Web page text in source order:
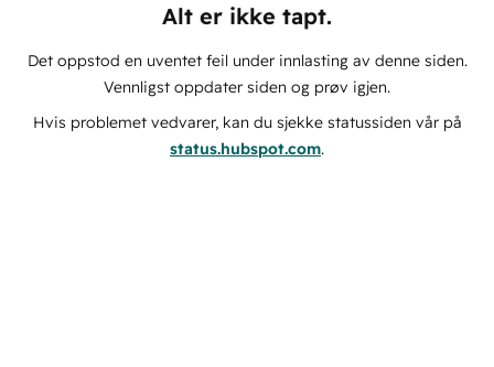
Alt er ikke tapt.
Det oppstod en uventet feil under innlasting av denne siden.
Vennligst oppdater siden og prøv igjen.
Hvis problemet vedvarer, kan du sjekke statussiden vår på
status.hubspot.com.